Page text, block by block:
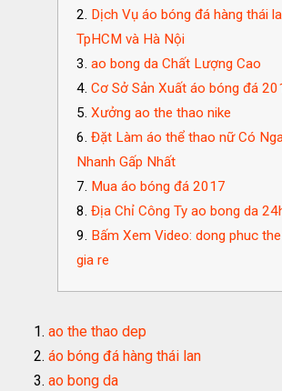
Dịch Vụ áo bóng đá hàng thái
TpHCM và Hà Nội
ao bong da Chất Lượng Cao
Cơ Sở Sản Xuất áo bóng đá
Xưởng ao the thao nike
Đặt Làm áo thể thao nữ Có
Nhanh Gấp Nhất
Mua áo bóng đá 2017
Địa Chỉ Công Ty ao bong da
Bấm Xem Video: dong phuc
gia re
ao the thao dep
áo bóng đá hàng thái lan
ao bong da